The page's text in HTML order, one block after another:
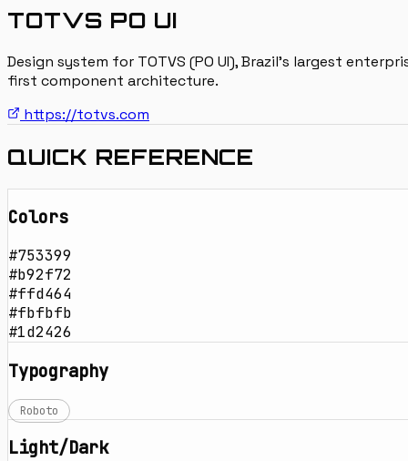
TOTVS PO UI
Design system for TOTVS (PO UI), Brazil's largest
first component architecture.
https://totvs.com
QUICK REFERENCE
Colors
#753399
#b92f72
#ffd464
#fbfbfb
#1d2426
Typography
Roboto
Light/Dark